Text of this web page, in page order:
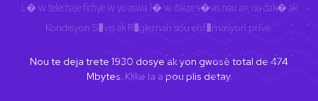
L� w telechaje fichye w yo oswa l� w itilize s�vis nou an, ou dak� ak
Kondisyon S�visak R�gleman sou enf�masyon prive
Nou te deja trete 1930 dosye ak yon gwosè total de 474
Mbytes. Klike la a pou plis detay.